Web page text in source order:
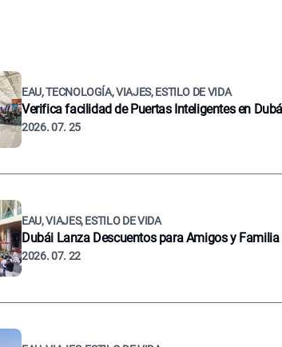
EAU, TECNOLOGÍA, VIAJES, ESTILO DE VIDA
Verifica facilidad de Puertas Inteligentes en
2026. 07. 25
EAU, VIAJES, ESTILO DE VIDA
Dubái Lanza Descuentos para Amigos y Familia
2026. 07. 22